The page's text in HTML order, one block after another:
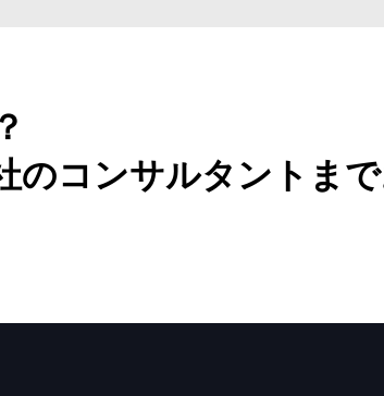
のコンサルタントま